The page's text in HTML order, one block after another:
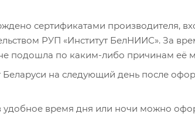
сертификатами производителя,
РУП «Институт БелНИИС». За
подошла по каким-либо причинам её
на следующий день после
время дня или ночи можно